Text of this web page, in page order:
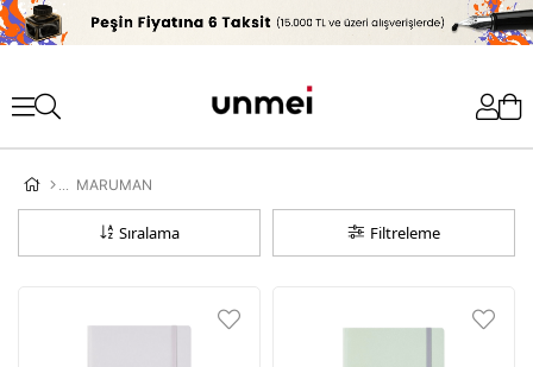
'
MARUMAN
Filtreleme
Sıralama